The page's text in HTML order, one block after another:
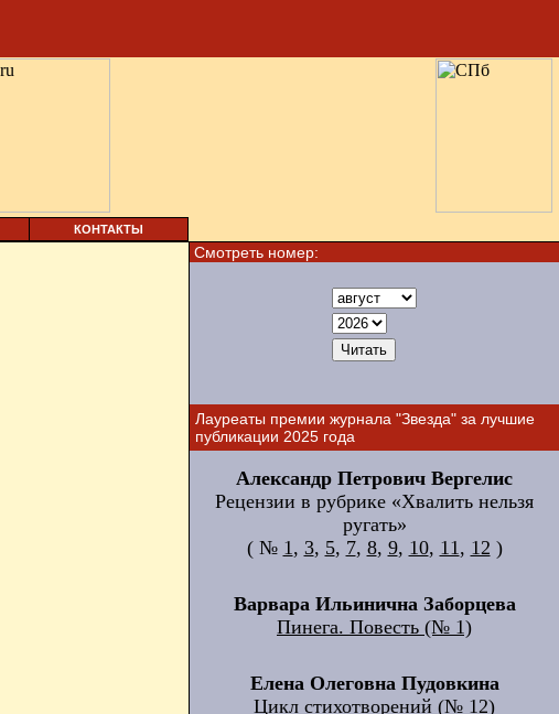
КОНТАКТЫ
Смотреть номер:
Лауреаты премии журнала "Звезда" за лучшие
публикации 2025 года
Александр Петрович Вергелис
Рецензии в рубрике «Хвалить нельзя
ругать»
( № 1, 3, 5, 7, 8, 9, 10, 11, 12 )
Варвара Ильинична Заборцева
Пинега. Повесть (№ 1)
Елена Олеговна Пудовкина
Цикл стихотворений (№ 12)